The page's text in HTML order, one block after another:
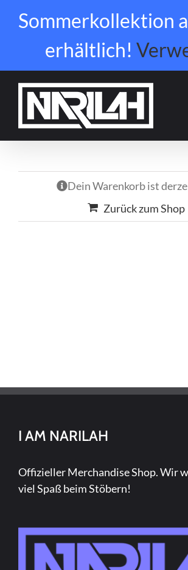
Sommerkollektion
erhältlich!
Inhalt
Dein Warenkorb ist
Zurück zum Shop
I AM NARILAH
Offizieller Merchandise Shop. Wir
viel Spaß beim Stöbern!